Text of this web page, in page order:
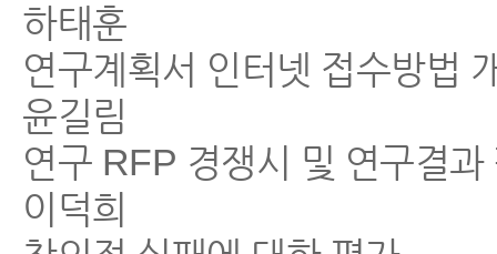
하태훈
연구계획서 인터넷 접수방법
윤길림
연구 RFP 경쟁시 및 연구결
이덕희